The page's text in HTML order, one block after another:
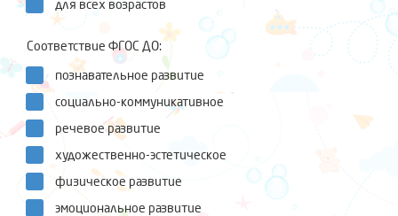
для всех возрастов
Соответствие ФГОС ДО:
познавательное развитие
социально-коммуникативное
речевое развитие
художественно-эстетическое
физическое развитие
эмоциональное развитие